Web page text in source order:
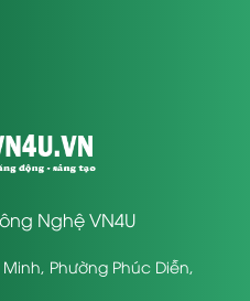
Nghệ VN4U
Minh, Phường Phúc Diễn,